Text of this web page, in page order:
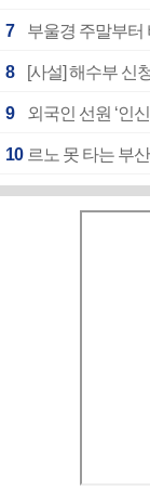
7 부울경 주말부터
8 [사설] 해수부 신
9 외국인 선원 ‘인
10 르노 못 타는 부